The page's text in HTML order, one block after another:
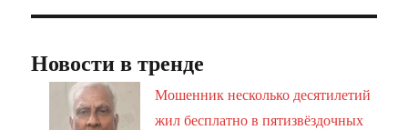
Новости в тренде
Мошенник несколько десятилетий
жил бесплатно в пятизвёздочных